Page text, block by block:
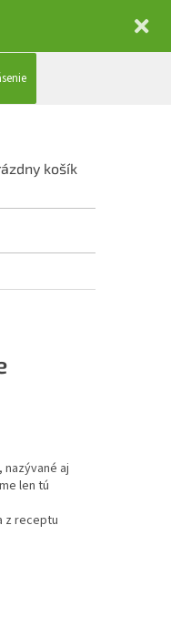
košík
nazývané aj
len tú
z receptu